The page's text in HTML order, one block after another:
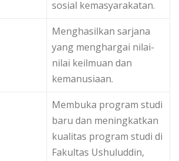
sosial kemasyarakatan.
Menghasilkan sarjana
yang menghargai nilai-
nilai keilmuan dan
kemanusiaan.
Membuka program studi
baru dan meningkatkan
kualitas program studi di
Fakultas Ushuluddin,